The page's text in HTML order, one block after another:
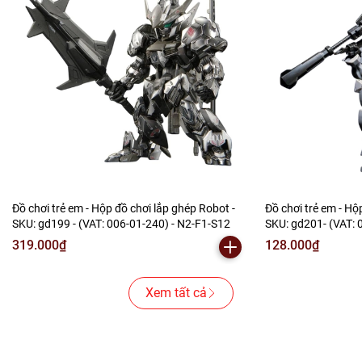
Đồ chơi trẻ em - Hộp đồ chơi lắp ghép Robot -
SKU: gd199 - (VAT: 006-01-240) - N2-F1-S12
319.000₫
Đồ chơi trẻ em -
SKU: gd201- (VAT:
128.000₫
Xem tất cả